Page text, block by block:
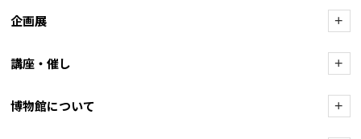
企画展 +
講座・催し +
博物館について +